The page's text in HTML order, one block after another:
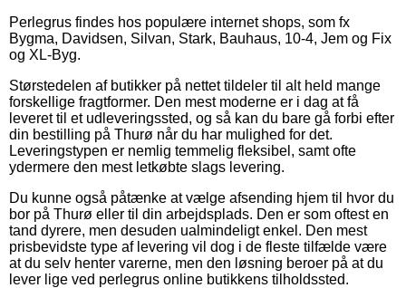
Perlegrus findes hos populære internet shops, som fx
Bygma, Davidsen, Silvan, Stark, Bauhaus, 10-4, Jem og Fix
og XL-Byg.
Størstedelen af butikker på nettet tildeler til alt held mange
forskellige fragtformer. Den mest moderne er i dag at få
leveret til et udleveringssted, og så kan du bare gå forbi efter
din bestilling på Thurø når du har mulighed for det.
Leveringstypen er nemlig temmelig fleksibel, samt ofte
ydermere den mest letkøbte slags levering.
Du kunne også påtænke at vælge afsending hjem til hvor du
bor på Thurø eller til din arbejdsplads. Den er som oftest en
tand dyrere, men desuden ualmindeligt enkel. Den mest
prisbevidste type af levering vil dog i de fleste tilfælde være
at du selv henter varerne, men den løsning beroer på at du
lever lige ved perlegrus online butikkens tilholdssted.